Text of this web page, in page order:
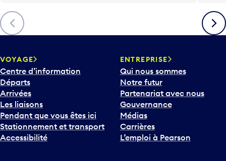
è
c
h
v
e
r
s
l
e
b
a
Précédent
VOYAGE
Centre d’information
Départs
Arrivées
Les liaisons
Pendant que vous êtes ici
Stationnement et transport
Accessibilité
ENTREPRISE
Qui nous sommes
Notre futur
Partenariat avec nous
Gouvernance
Médias
Carrières
L’emploi à Pearson